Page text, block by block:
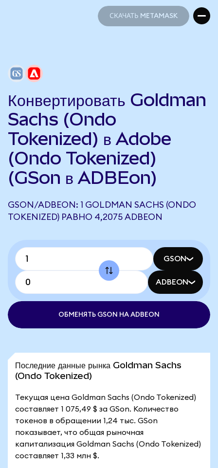
СКАЧАТЬ METAMASK
Конвертировать Goldman
Sachs (Ondo
Tokenized) в Adobe
(Ondo Tokenized)
(GSon в ADBEon)
GSON/ADBEON: 1 GOLDMAN SACHS (ONDO
TOKENIZED) РАВНО 4,2075 ADBEON
GSON
ADBEON
ОБМЕНЯТЬ GSON НА ADBEON
Последние данные рынка Goldman Sachs
(Ondo Tokenized)
Текущая цена Goldman Sachs (Ondo Tokenized)
составляет 1 075,49 $ за GSon. Количество
токенов в обращении 1,24 тыс. GSon
показывает, что общая рыночная
капитализация Goldman Sachs (Ondo Tokenized)
составляет 1,33 млн $.